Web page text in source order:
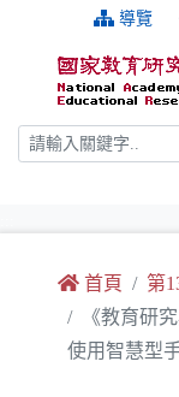
跳到主要內容 導覽
搜尋
首頁 第
《教育研
使用智慧型